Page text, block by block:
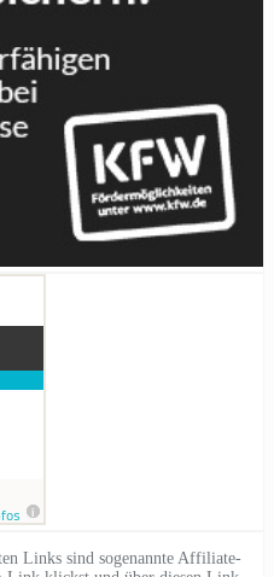
Links sind sogenannte Affiliate-